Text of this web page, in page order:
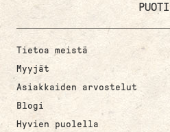
PUOTI
Tietoa meistä
Myyjät
Asiakkaiden arvostelut
Blogi
Hyvien puolella